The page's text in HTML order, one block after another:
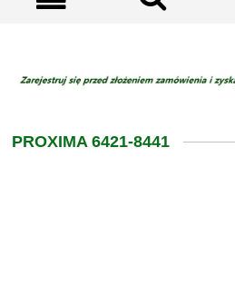
PROXIMA 6421-8441